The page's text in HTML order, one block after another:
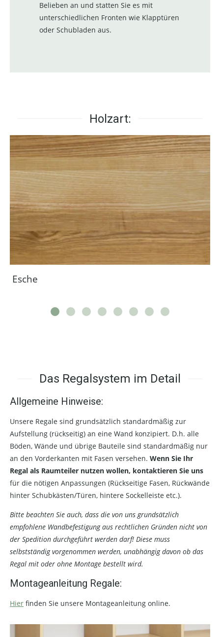
Belieben an und statten Sie es mit
unterschiedlichen Fronten wie Klapptüren
oder Schubladen aus.
Holzart:
Esche
Das Regalsystem im Detail
Allgemeine Hinweise:
Unsere Regale sind grundsätzlich standardmäßig zur
Aufstellung (rückseitig) an eine Wand konzipiert. D.h. alle
Böden, Wände und übrige Bauteile sind standardmäßig nur
an den Vorderkanten mit Fasen versehen. Wenn Sie Ihr
Regal als Raumteiler nutzen wollen, kontaktieren Sie uns
für die nötigen Anpassungen (Rückseitige Fasen, Rückwände
hinter Schubkästen/Türen, hintere Sockelleiste etc.).
Bitte beachten Sie auch, dass die von uns grundsätzlich
empfohlene Wandbefestigung aus rechtlichen Gründen nicht von
der Spedition durchgeführt werden darf! Diese muss
selbstständig vorgenommen werden, unabhängig davon ob das
Regal mit oder ohne Montage bestellt wird.
Montageanleitung Regale:
Hier finden Sie unsere Montageanleitung online.